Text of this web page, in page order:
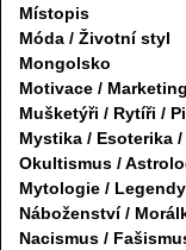
Místopis
Móda / Životní styl
Mongolsko
Motivace / Marketing
Mušketýři / Rytíři /
Mystika / Esoterika /
Okultismus /
Mytologie / Legendy
Náboženství /
Nacismus /